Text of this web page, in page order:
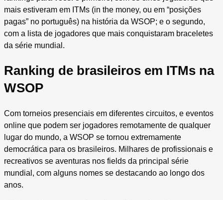
mais estiveram em ITMs (in the money, ou em “posições
pagas” no português) na história da WSOP; e o segundo,
com a lista de jogadores que mais conquistaram braceletes
da série mundial.
Ranking de brasileiros em ITMs na
WSOP
Com torneios presenciais em diferentes circuitos, e eventos
online que podem ser jogadores remotamente de qualquer
lugar do mundo, a WSOP se tornou extremamente
democrática para os brasileiros. Milhares de profissionais e
recreativos se aventuras nos fields da principal série
mundial, com alguns nomes se destacando ao longo dos
anos.